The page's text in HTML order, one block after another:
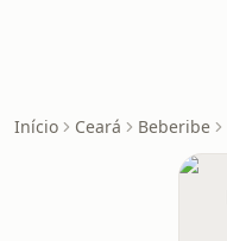
Início Ceará Beberibe